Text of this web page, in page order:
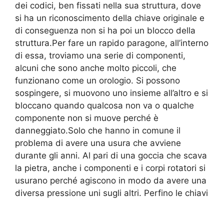
dei codici, ben fissati nella sua struttura, dove
si ha un riconoscimento della chiave originale e
di conseguenza non si ha poi un blocco della
struttura.Per fare un rapido paragone, all’interno
di essa, troviamo una serie di componenti,
alcuni che sono anche molto piccoli, che
funzionano come un orologio. Si possono
sospingere, si muovono uno insieme all’altro e si
bloccano quando qualcosa non va o qualche
componente non si muove perché è
danneggiato.Solo che hanno in comune il
problema di avere una usura che avviene
durante gli anni. Al pari di una goccia che scava
la pietra, anche i componenti e i corpi rotatori si
usurano perché agiscono in modo da avere una
diversa pressione uni sugli altri. Perfino le chiavi